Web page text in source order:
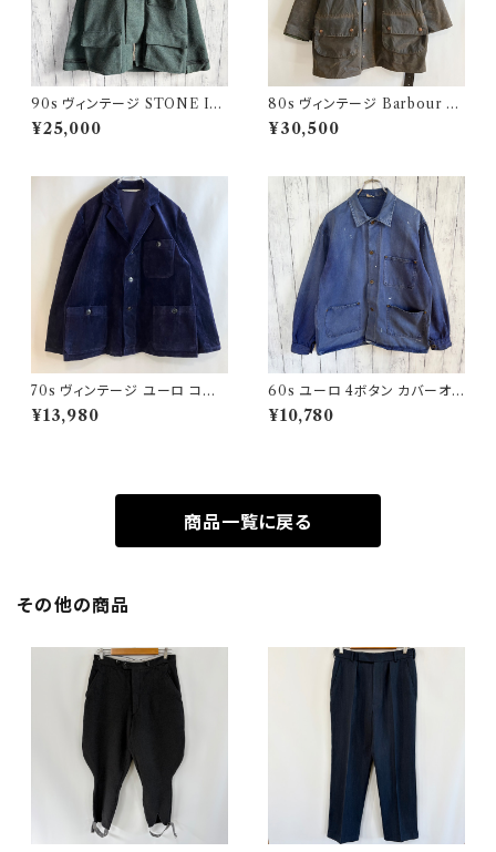
90s ヴィンテージ STONE ISL
AND ウールジャケット ストーン
アイランド グリーンエッジ
¥25,000
80s ヴィンテージ Barbour 2
ワラント ソルウェイジッパー Sol
way Zipper オイルドジャケット
¥30,500
70s ヴィンテージ ユーロ コー
デュロイ セットアップ ビンテー
ジ
¥13,980
60s ユーロ 4ボタン カバーオ
ール ワークジャケット 月桂樹ボ
タン ヴィンテージ
¥10,780
商品一覧に戻る
その他の商品